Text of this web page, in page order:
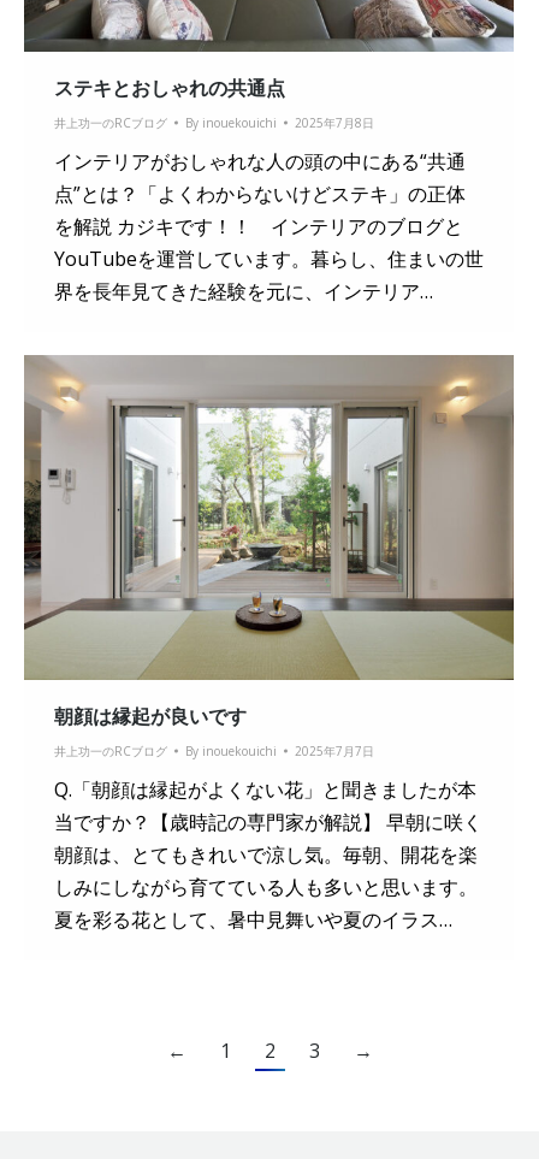
ステキとおしゃれの共通点
井上功一のRCブログ By inouekouichi 2025年7月8日
インテリアがおしゃれな人の頭の中にある“共通
点”とは？「よくわからないけどステキ」の正体
を解説 カジキです！！ インテリアのブログと
YouTubeを運営しています。暮らし、住まいの世
界を長年見てきた経験を元に、インテリア…
朝顔は縁起が良いです
井上功一のRCブログ By inouekouichi 2025年7月7日
Q.「朝顔は縁起がよくない花」と聞きましたが本
当ですか？【歳時記の専門家が解説】 早朝に咲く
朝顔は、とてもきれいで涼し気。毎朝、開花を楽
しみにしながら育てている人も多いと思います。
夏を彩る花として、暑中見舞いや夏のイラス…
← 1 2 3 →